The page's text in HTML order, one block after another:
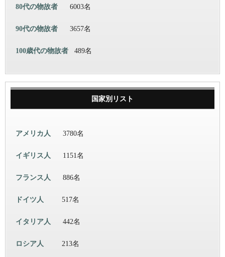
80代の物故者 6003名
90代の物故者 3657名
100歳代の物故者 489名
国家別リスト
アメリカ人 3780名
イギリス人 1151名
フランス人 886名
ドイツ人 517名
イタリア人 442名
ロシア人 213名